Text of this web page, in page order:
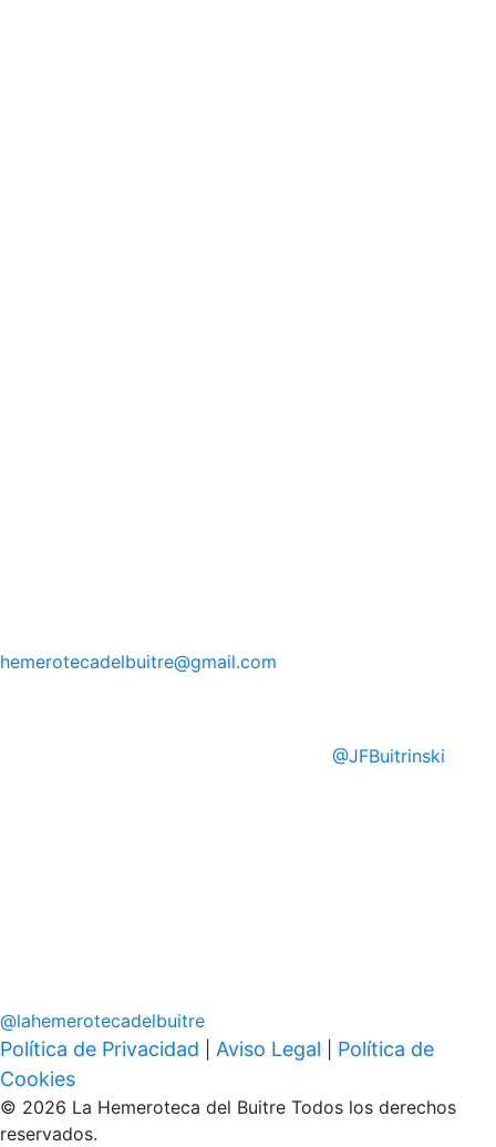
hemerotecadelbuitre@gmail.com
@JFBuitrinski
@lahemerotecadelbuitre
Política de Privacidad Aviso Legal
Política de
Cookies
© 2026 La Hemeroteca del Buitre Todos los derechos
reservados.